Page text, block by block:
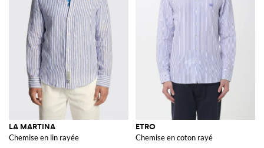
LA MARTINA
Chemise en lin rayée
ETRO
Chemise en coton rayé